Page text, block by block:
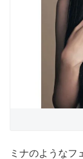
ミナのようなフ